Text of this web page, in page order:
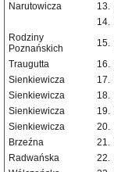
Narutowicza
13.
14.
Rodziny
Poznańskich
15.
Traugutta 16.
Sienkiewicza
17.
Sienkiewicza
18.
Sienkiewicza
19.
Sienkiewicza
20.
Brzeźna
21.
Radwańska
22.